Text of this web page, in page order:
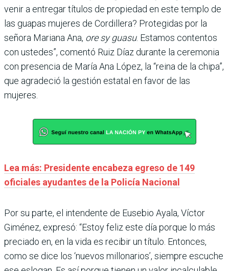
venir a entregar títulos de propiedad en este templo de
las guapas mujeres de Cordillera? Protegidas por la
señora Mariana Ana, ore sy guasu. Estamos contentos
con ustedes”, comentó Ruiz Díaz durante la ceremonia
con presencia de María Ana López, la “reina de la chipa”,
que agradeció la gestión estatal en favor de las
mujeres.
Lea más: Presidente encabeza egreso de 149
oficiales ayudantes de la Policía Nacional
Por su parte, el intendente de Eusebio Ayala, Víctor
Giménez, expresó: “Estoy feliz este día porque lo más
preciado en, en la vida es recibir un título. Entonces,
como se dice los ‘nuevos millonarios’, siempre escuche